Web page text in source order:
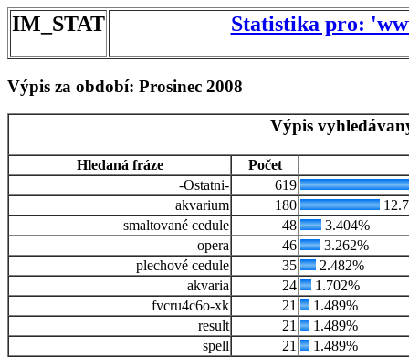
IM_STAT Statistika pro:
Výpis za období: Prosinec 2008
Výpis
Hledaná fráze
Počet
-Ostatni-
619
akvarium
180
smaltované cedule
48
3.404%
opera
46
3.262%
plechové cedule
35
2.482%
akvaria
24
1.702%
fvcru4c6o-xk
21
1.489%
result
21
1.489%
spell
21
1.489%